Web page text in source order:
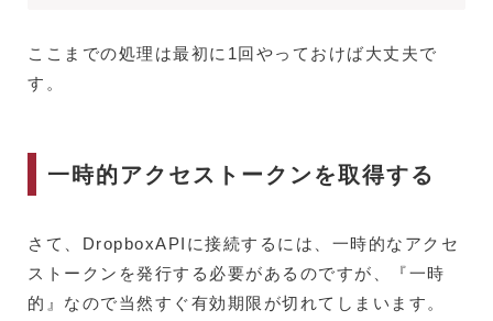
ここまでの処理は最初に1回やっておけば大丈夫で
す。
一時的アクセストークンを取得する
さて、DropboxAPIに接続するには、一時的なアクセ
ストークンを発行する必要があるのですが、『一時
的』なので当然すぐ有効期限が切れてしまいます。